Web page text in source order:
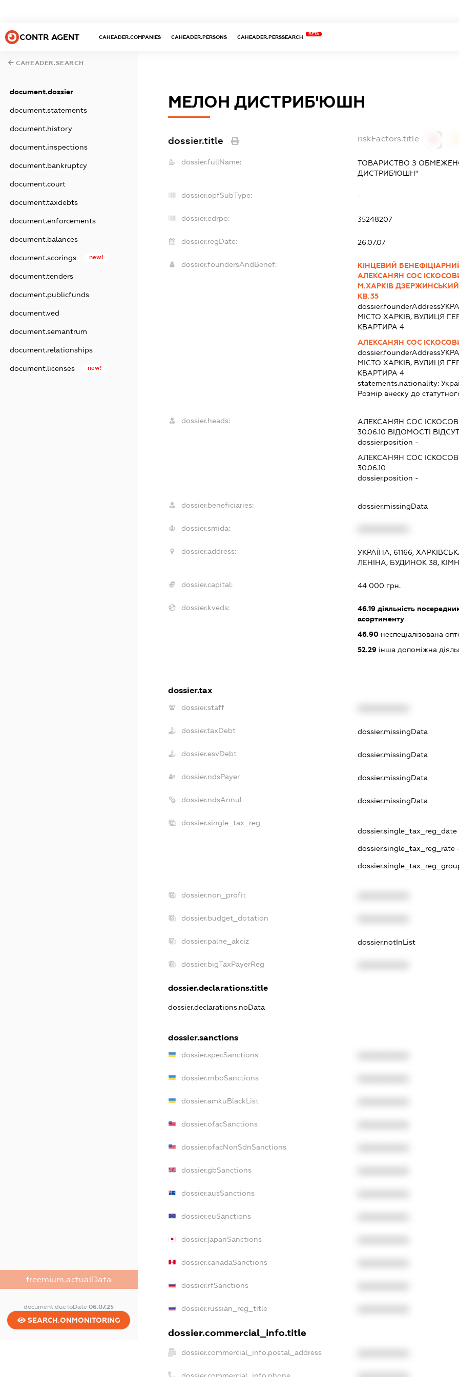
CONTR AGENT CAHEADER.COMPANIES CAHEADER.PERSONS CAHEADER.PERSSEARCH
BETA
CAHEADER.SEARCH
document.dossier
document.statements
document.history
document.inspections
document.bankruptcy
document.court
document.taxdebts
document.enforcements
document.balances
document.scorings new!
document.tenders
document.publicfunds
document.ved
document.semantrum
document.relationships
document.licenses new!
freemium.actualData
document.dueToDate06.07.25
SEARCH.ONMONITORING
МЕЛОН ДИСТРИБ'ЮШН
dossier.title riskFactors.title
dossier.fullName:
ТОВАРИСТВО З
ДИСТРИБ'ЮШН"
dossier.opfSubType: -
dossier.edrpo: 35248207
dossier.regDate: 26.07.07
dossier.foundersAndBenef:
КІНЦЕВИЙ
АЛЕКСАНЯН СОС
М.ХАРКІВ
КВ.35
dossier.founderAddress
МІСТО ХАРКІВ, ВУЛИЦЯ
КВАРТИРА 4
АЛЕКСАНЯН СОС
dossier.founderAddress
МІСТО ХАРКІВ, ВУЛИЦЯ
КВАРТИРА 4
statements.nationality:
Розмір внеску до
dossier.heads: АЛЕКСАНЯН СОС
30.06.10 ВІДОМОСТІ
dossier.position -
АЛЕКСАНЯН СОС
30.06.10
dossier.position -
dossier.beneficiaries: dossier.missingData
dossier.smida:
dossier.address:
УКРАЇНА, 61166,
ЛЕНІНА, БУДИНОК 38,
dossier.capital: 44 000 грн.
dossier.kveds: 46.19 діяльність
асортименту
46.90 неспеціалізована
52.29 інша допоміжна
dossier.tax
dossier.staff
dossier.taxDebt dossier.missingData
dossier.esvDebt dossier.missingData
dossier.ndsPayer dossier.missingData
dossier.ndsAnnul dossier.missingData
dossier.single_tax_reg
dossier.single_tax_reg_date -
dossier.single_tax_reg_rate
dossier.non_profit
dossier.budget_dotation
dossier.palne_akciz dossier.notInList
dossier.bigTaxPayerReg
dossier.declarations.title
dossier.declarations.noData
dossier.sanctions
dossier.specSanctions
dossier.rnboSanctions
dossier.amkuBlackList
dossier.ofacSanctions
dossier.ofacNonSdnSanctions
dossier.gbSanctions
dossier.ausSanctions
dossier.euSanctions
dossier.japanSanctions
dossier.canadaSanctions
dossier.rfSanctions
dossier.russian_reg_title
dossier.commercial_info.title
dossier.commercial_info.postal_address